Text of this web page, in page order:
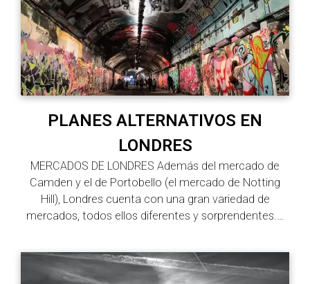
PLANES ALTERNATIVOS EN
LONDRES
MERCADOS DE LONDRES Además del mercado de
Camden y el de Portobello (el mercado de Notting
Hill), Londres cuenta con una gran variedad de
mercados, todos ellos diferentes y sorprendentes.…